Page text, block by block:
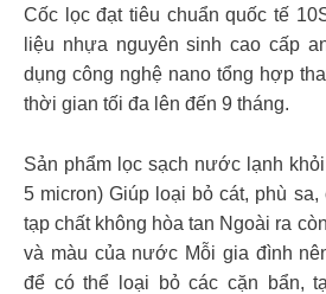
Cốc lọc đạt tiêu chuẩn quốc tế
liệu nhựa nguyên sinh cao cấp
dụng công nghệ nano tổng hợp
thời gian tối đa lên đến 9 tháng.
Sản phẩm lọc sạch nước lạnh
5 micron) Giúp loại bỏ cát, phù
tạp chất không hòa tan Ngoài ra
và màu của nước Mỗi gia đình
để có thể loại bỏ các cặn bẩn,